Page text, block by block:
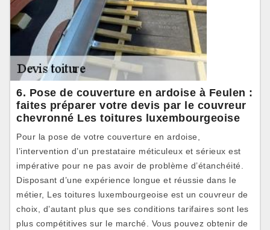
6. Pose de couverture en ardoise à Feulen :
faites préparer votre devis par le couvreur
chevronné Les toitures luxembourgeoise
Pour la pose de votre couverture en ardoise,
l’intervention d’un prestataire méticuleux et sérieux est
impérative pour ne pas avoir de problème d’étanchéité.
Disposant d’une expérience longue et réussie dans le
métier, Les toitures luxembourgeoise est un couvreur de
choix, d’autant plus que ses conditions tarifaires sont les
plus compétitives sur le marché. Vous pouvez obtenir de